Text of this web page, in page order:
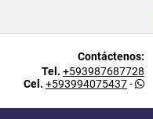
Contáctenos:
Tel. +593987687728
Cel. +593994075437-